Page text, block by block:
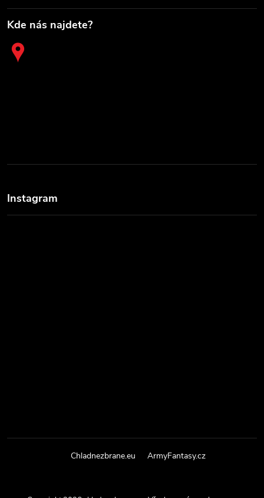
Kde nás najdete?
Instagram
Chladnezbrane.eu ArmyFantasy.cz